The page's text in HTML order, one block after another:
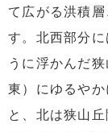
て広がる洪積
す。北西部分
うに浮かんだ
東）にゆるや
と、北は狭山